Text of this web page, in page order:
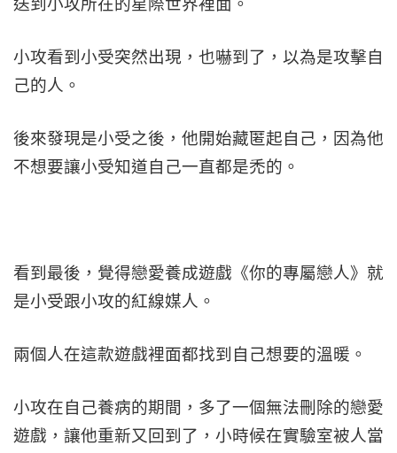
小攻看到小受突然出現，也嚇到了，以為是攻擊自
己的人。
後來發現是小受之後，他開始藏匿起自己，因為他
不想要讓小受知道自己一直都是禿的。
看到最後，覺得戀愛養成遊戲《你的專屬戀人》就
是小受跟小攻的紅線媒人。
兩個人在這款遊戲裡面都找到自己想要的溫暖。
小攻在自己養病的期間，多了一個無法刪除的戀愛
遊戲，讓他重新又回到了，小時候在實驗室被人當